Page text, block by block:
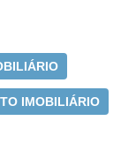
IMOBILIÁRIO